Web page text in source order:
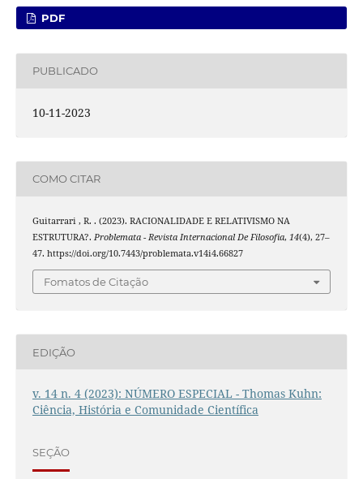
PDF
PUBLICADO
10-11-2023
COMO CITAR
Guitarrari , R. . (2023). RACIONALIDADE E RELATIVISMO NA
ESTRUTURA?. Problemata - Revista Internacional De Filosofia, 14(4), 27–
47. https://doi.org/10.7443/problemata.v14i4.66827
Fomatos de Citação
EDIÇÃO
v. 14 n. 4 (2023): NÚMERO ESPECIAL - Thomas Kuhn:
Ciência, História e Comunidade Científica
SEÇÃO